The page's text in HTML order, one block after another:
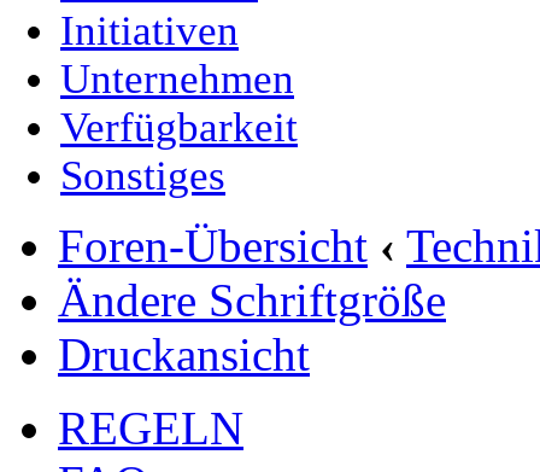
Initiativen
Unternehmen
Verfügbarkeit
Sonstiges
Foren-Übersicht ‹
Ändere Schriftgröße
Druckansicht
REGELN